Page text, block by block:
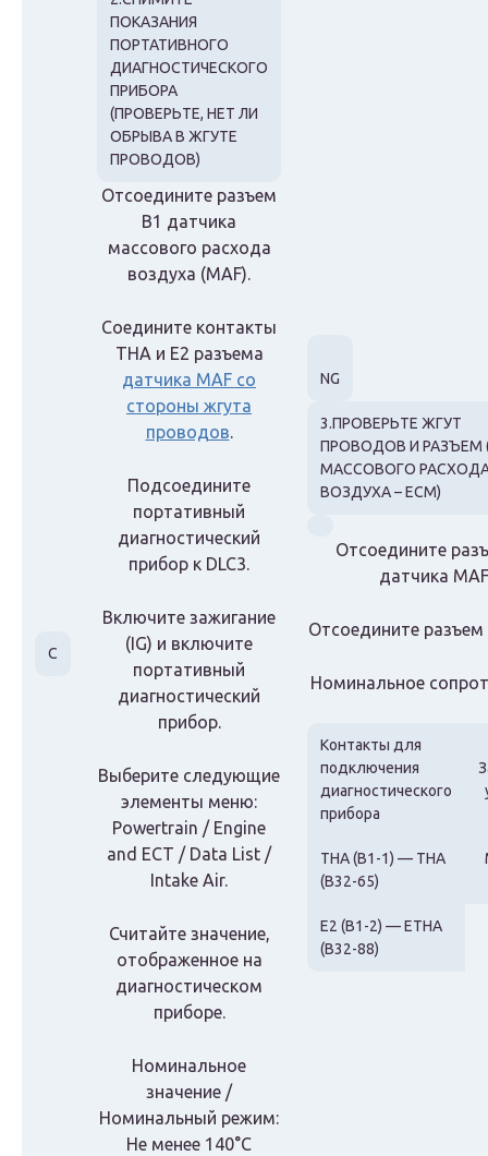
C
ПОКАЗАНИЯ
ПОРТАТИВНОГО
ДИАГНОСТИЧЕСКОГО
ПРИБОРА
(ПРОВЕРЬТЕ, НЕТ ЛИ
ОБРЫВА В ЖГУТЕ
ПРОВОДОВ)
Отсоедините разъем
B1 датчика
массового расхода
воздуха (MAF).
Соедините контакты
THA и E2 разъема
датчика MAF со
стороны жгута
проводов.
Подсоедините
портативный
диагностический
прибор к DLC3.
Включите зажигание
(IG) и включите
портативный
диагностический
прибор.
Выберите следующие
элементы меню:
Powertrain / Engine
and ECT / Data List /
Intake Air.
Считайте значение,
отображенное на
диагностическом
приборе.
Номинальное
значение /
Номинальный режим:
Не менее 140°C
NG
3.ПРОВЕРЬТЕ ЖГУТ
ПРОВОДОВ И РАЗЪЕМ
МАССОВОГО
ВОЗДУХА – ECM)
Отсоедините
датчика
Отсоедините
Номинальное
Контакты для
подключения
диагностического
прибора
THA (B1-1) — THA
(B32-65)
E2 (B1-2) — ETHA
(B32-88)